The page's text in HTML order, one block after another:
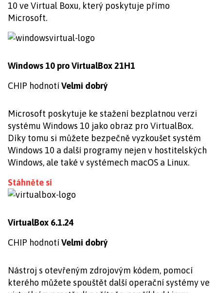
10 ve Virtual Boxu, který poskytuje přímo
Microsoft.
Windows 10 pro VirtualBox 21H1
CHIP hodnotíVelmi dobrý
Microsoft poskytuje ke stažení bezplatnou verzi
systému Windows 10 jako obraz pro VirtualBox.
Díky tomu si můžete bezpečně vyzkoušet systém
Windows 10 a další programy nejen v hostitelských
Windows, ale také v systémech macOS a Linux.
Stáhněte si
VirtualBox 6.1.24
CHIP hodnotíVelmi dobrý
Nástroj s otevřeným zdrojovým kódem, pomocí
kterého můžete spouštět další operační systémy ve